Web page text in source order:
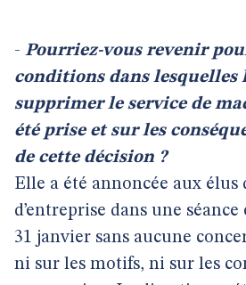
- Pourriez-vous revenir
conditions dans lesquelles
supprimer le service de
été prise et sur les
de cette décision ?
Elle a été annoncée aux élus
d’entreprise dans une
31 janvier sans aucune
ni sur les motifs, ni sur les